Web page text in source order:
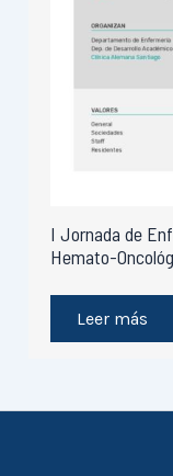
I Jornada de
Hemato-
Leer más